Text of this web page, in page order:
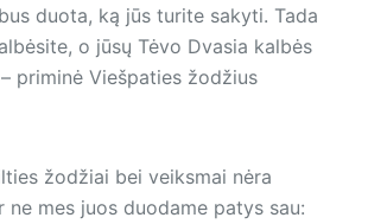
duota, ką jūs turite sakyti. Tada
o jūsų Tėvo Dvasia kalbės
– priminė Viešpaties žodžius
žodžiai bei veiksmai nėra
mes juos duodame patys sau: